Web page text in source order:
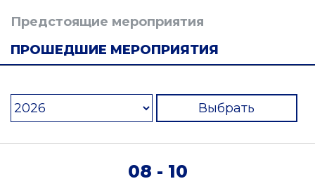
Предстоящие мероприятия
ПРОШЕДШИЕ МЕРОПРИЯТИЯ
Выбрать
08 - 10